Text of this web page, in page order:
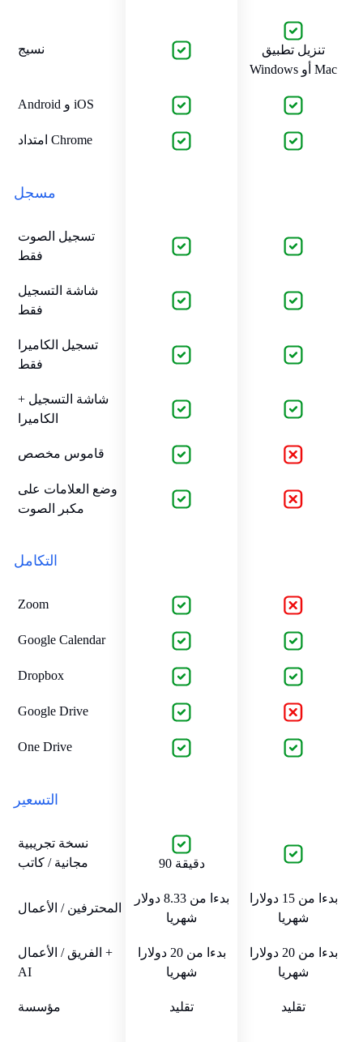
نسيج
تنزيل تطبيق
Windows أو Mac
Android و iOS
امتداد Chrome
مسجل
تسجيل الصوت
فقط
شاشة التسجيل
فقط
تسجيل الكاميرا
فقط
شاشة التسجيل +
الكاميرا
قاموس مخصص
وضع العلامات على
مكبر الصوت
التكامل
Zoom
Google Calendar
Dropbox
Google Drive
One Drive
التسعير
نسخة تجريبية
مجانية / كاتب
90 دقيقة
المحترفين / الأعمال
بدءا من 8.33 دولار
شهريا
بدءا من 15 دولارا
شهريا
الفريق / الأعمال +
AI
بدءا من 20 دولارا
شهريا
بدءا من 20 دولارا
شهريا
مؤسسة تقليد تقليد